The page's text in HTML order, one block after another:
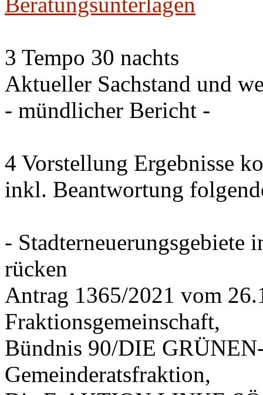
3 Tempo 30 nachts
Aktueller Sachstand und
- mündlicher Bericht -
4 Vorstellung Ergebnisse
inkl. Beantwortung
- Stadterneuerungsgebiete
rücken
Antrag 1365/2021 vom
Fraktionsgemeinschaft,
Bündnis 90/DIE
Gemeinderatsfraktion,